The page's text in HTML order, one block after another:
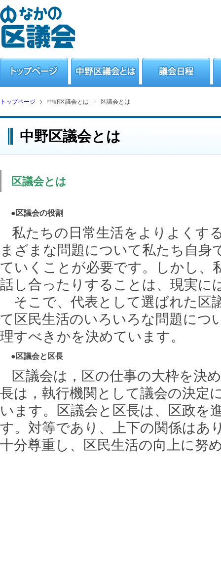
トップページ 中野区議会とは 区議会とは
中野区議会とは
区議会とは
●区議会の役割
私たちの日常生活をよりよくす
まざまな問題について私たち自身
ていくことが必要です。しかし、
話し合ったりすることは、現実に
そこで、代表として選ばれた区
て区民生活のいろいろな問題につ
理すべきかを決めています。
●区議会と区長
区議会は，区の仕事の大枠を決
長は，執行機関として議会の決定
います。区議会と区長は、区政を
す。対等であり、上下の関係はあ
十分尊重し、区民生活の向上に努